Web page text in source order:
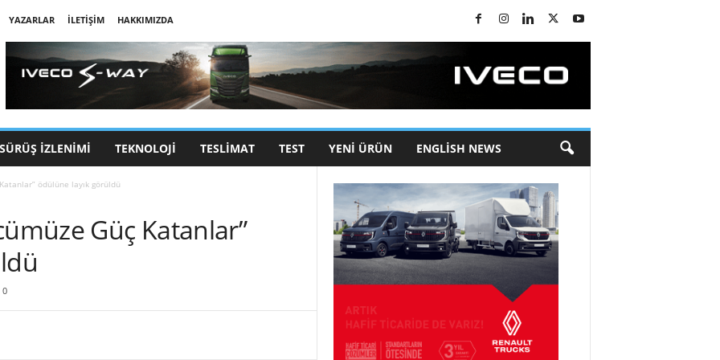
YAZARLAR İLETIŞIM
HAKKIMIZDA
SÜRÜŞ İZLENIMI TEKNOLOJI TESLIMAT TEST YENI ÜRÜN ENGLISH NEWS
ödülüne layık görüldü
Güç Katanlar”
0